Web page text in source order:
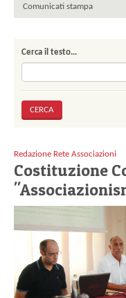
Comunicati stampa
Cerca il testo…
Redazione Rete Associazioni
Costituzione